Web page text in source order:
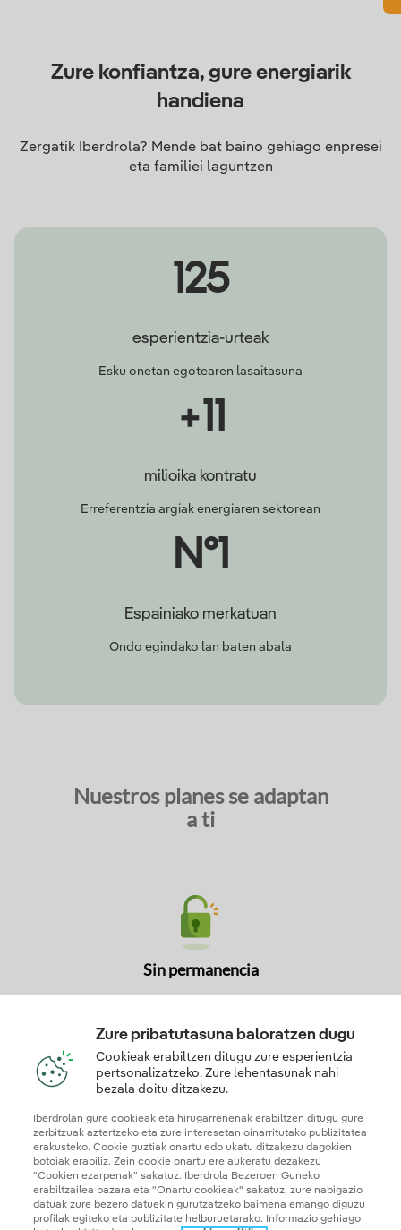
Zure konfiantza, gure energiarik
handiena
Zergatik Iberdrola? Mende bat baino gehiago enpresei
eta familiei laguntzen
125
esperientzia-urteak
Esku onetan egotearen lasaitasuna
+11
milioika kontratu
Erreferentzia argiak energiaren sektorean
Nº1
Espainiako merkatuan
Ondo egindako lan baten abala
Nuestros planes se adaptan
a ti
Sin permanencia
Cambia de Plan en cualquier momento según
tus necesidades Tú decides.
¿Aún tienes dudas?
Zure pribatutasuna baloratzen dugu
Cookieak erabiltzen ditugu zure esperientzia
pertsonalizatzeko. Zure lehentasunak nahi
bezala doitu ditzakezu.
Iberdrolan gure cookieak eta hirugarrenenak erabiltzen ditugu gure
zerbitzuak aztertzeko eta zure interesetan oinarritutako publizitatea
erakusteko. Cookie guztiak onartu edo ukatu ditzakezu dagokien
botoiak erabiliz. Zein cookie onartu ere aukeratu dezakezu
"Cookien ezarpenak" sakatuz. Iberdrola Bezeroen Guneko
erabiltzailea bazara eta "Onartu cookieak" sakatuz, zure nabigazio
datuak zure bezero datuekin gurutzatzeko baimena emango diguzu
profilak egiteko eta publizitate helburuetarako. Informazio gehiago